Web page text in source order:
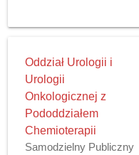
Oddział Urologii i
Urologii
Onkologicznej z
Pododdziałem
Chemioterapii
Samodzielny Publiczny